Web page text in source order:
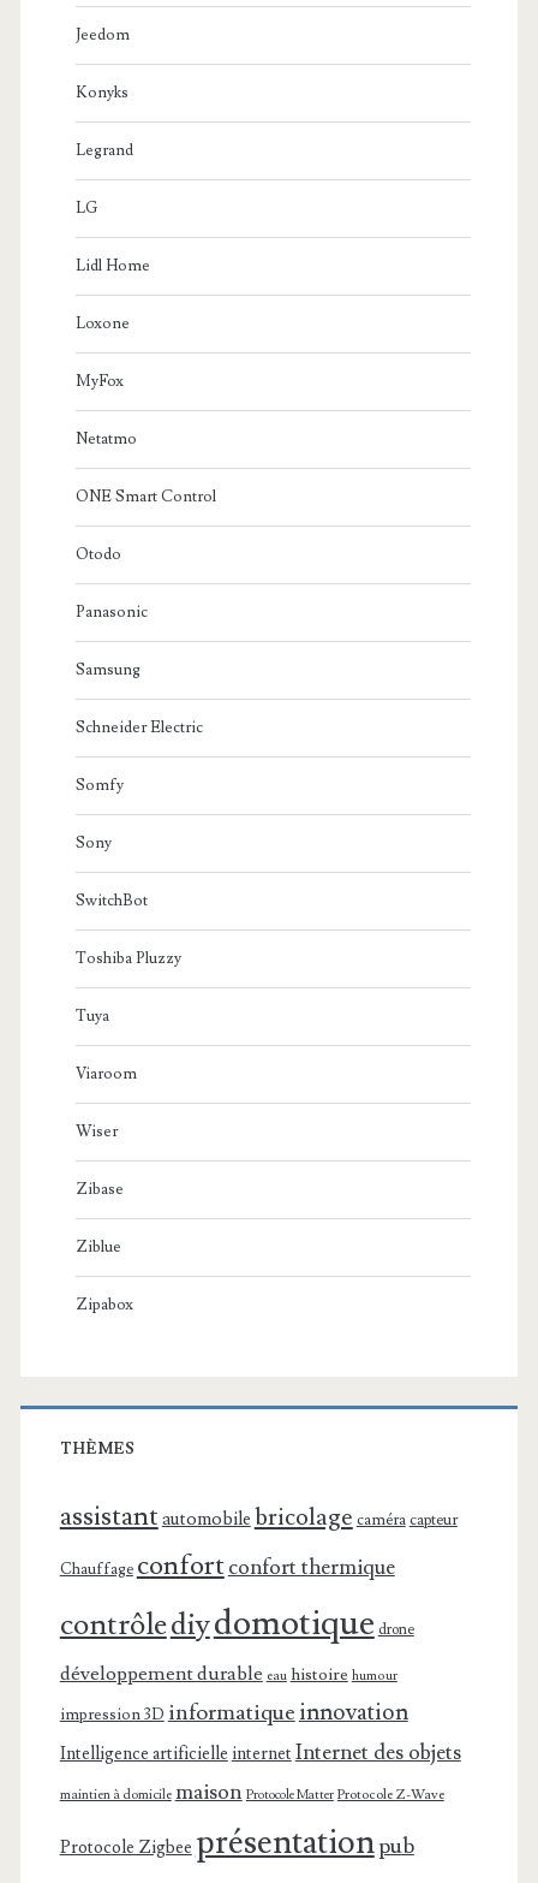
Jeedom
Konyks
Legrand
LG
Lidl Home
Loxone
MyFox
Netatmo
ONE Smart Control
Otodo
Panasonic
Samsung
Schneider Electric
Somfy
Sony
SwitchBot
Toshiba Pluzzy
Tuya
Viaroom
Wiser
Zibase
Ziblue
Zipabox
THÈMES
assistant automobile bricolage caméra capteur
Chauffage confortconfort thermique
contrôlediydomotique drone
développement durable eau histoire humour
impression 3D informatiqueinnovation
Intelligence artificielle internet Internet des objets
maintien à domicile maison Protocole Matter Protocole Z-Wave
Protocole Zigbee présentationpub